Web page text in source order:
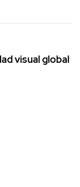
visual global